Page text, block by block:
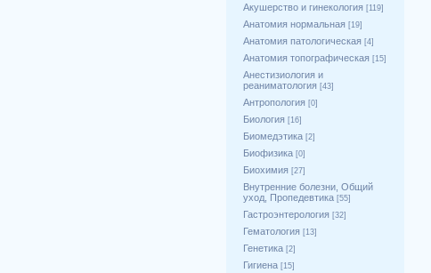
Акушерство и гинекология [119]
Анатомия нормальная [19]
Анатомия патологическая [4]
Анатомия топографическая [15]
Анестизиология и
реаниматология [43]
Антропология [0]
Биология [16]
Биомедэтика [2]
Биофизика [0]
Биохимия [27]
Внутренние болезни, Общий
уход, Пропедевтика [55]
Гастроэнтерология [32]
Гематология [13]
Генетика [2]
Гигиена [15]